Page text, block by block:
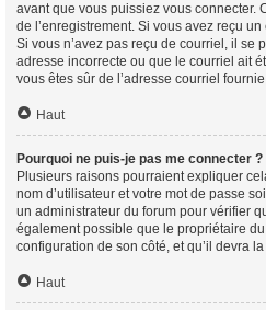
avant que vous puissiez vous connecter.
de l’enregistrement. Si vous avez reçu
Si vous n’avez pas reçu de courriel, il se
adresse incorrecte ou que le courriel ait
vous êtes sûr de l’adresse courriel
Haut
Pourquoi ne puis-je pas me connecter ?
Plusieurs raisons pourraient expliquer
nom d’utilisateur et votre mot de passe
un administrateur du forum pour vérifier
également possible que le propriétaire
configuration de son côté, et qu’il devra
Haut